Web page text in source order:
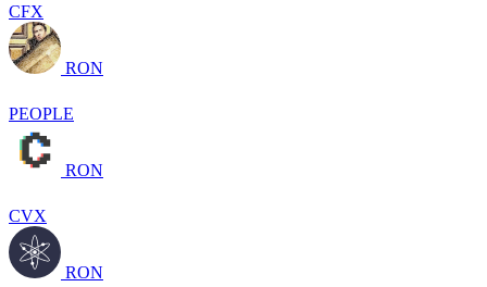
CFX
RON
PEOPLE
RON
CVX
RON